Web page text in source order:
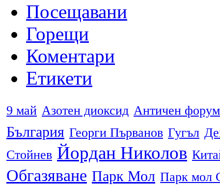
Посещавани
Горещи
Коментари
Етикети
9 май Азотен диоксид Античен форум
България Георги Първанов Гугъл
Стойнев Йордан Николов
Обгазяване Парк Мол Парк мол